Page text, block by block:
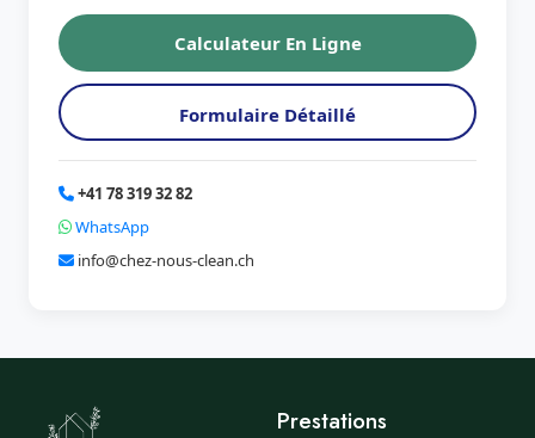
Calculateur En Ligne
Formulaire Détaillé
+41 78 319 32 82
WhatsApp
info@chez-nous-clean.ch
Prestations